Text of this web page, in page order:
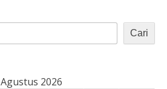
Cari
Agustus 2026